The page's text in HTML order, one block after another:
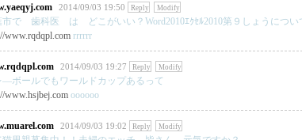
2014/09/03 19:50 Reply Modify
市で 歯科医 は どこがいい？Word2010ｴｸｾﾙ2010第９しょうについ
www.rqdqpl.com rrrrrr
2014/09/03 19:27 Reply Modify
―ボールでもワールドカップあるって
www.hsjbej.com oooooo
2014/09/03 19:02 Reply Modify